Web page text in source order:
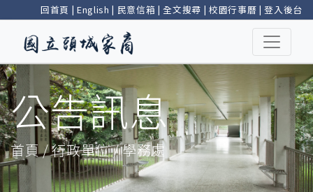
回首頁 | English | 民意信箱 |全文搜尋 | 校園行事曆 |登入後台
公告訊息
首頁 / 行政單位 / 學務處